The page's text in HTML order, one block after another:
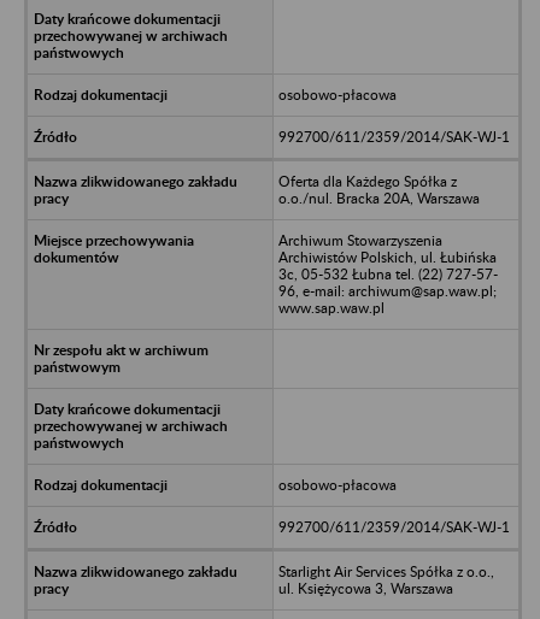
osobowo-płacowa
992700/611/2359/2014/SAK-WJ-1
Oferta dla Każdego Spółka z
o.o./nul. Bracka 20A, Warszawa
Archiwum Stowarzyszenia
Archiwistów Polskich, ul. Łubińska
3c, 05-532 Łubna tel. (22) 727-57-
96, e-mail: archiwum@sap.waw.pl;
www.sap.waw.pl
osobowo-płacowa
992700/611/2359/2014/SAK-WJ-1
Starlight Air Services Spółka z o.o.,
ul. Księżycowa 3, Warszawa